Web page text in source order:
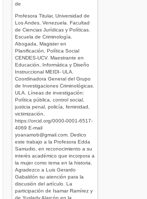
de
Profesora Titular, Universidad de
Los Andes, Venezuela. Facultad
de Ciencias Jurídicas y Políticas.
Escuela de Criminología.
Abogada, Magister en
Planificación, Política Social
CENDES-UCV. Maestrante en
Educación, Informática y Diseño
Instruccional MEIDI- ULA.
Coordinadora General del Grupo
de Investigaciones Criminológicas.
ULA. Líneas de investigación:
Política pública, control social,
justicia penal, policía, feminidad,
victimización.
https://orcid.org/0000-0001-6517-
4069 E-mail
yoanamob@gmail.com. Dedico
este trabajo a la Profesora Edda
Samudio, en reconocimiento a su
interés académico que incorpora a
la mujer como tema en la historia.
Agradezco a Luis Gerardo
Gabaldón su atención para la
discusión del artículo. La
participación de Isamar Ramírez y